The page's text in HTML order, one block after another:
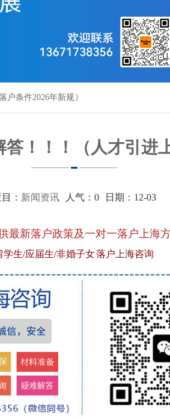
条件2026年新规）
！！！（人才引进
： 新闻资讯人气： 0日期：12-03
最新落户政策及一对一落户上海
学生/应届生/非婚子女 落户上海咨询